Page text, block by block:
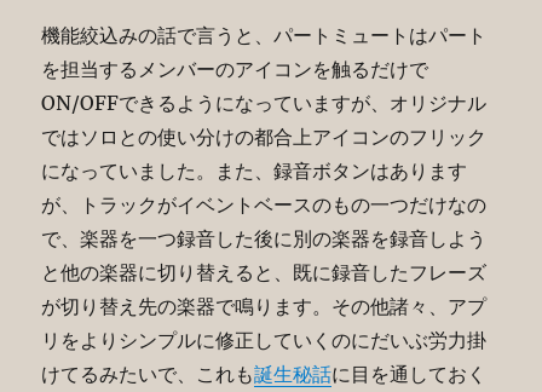
機能絞込みの話で言うと、パートミュートはパート
を担当するメンバーのアイコンを触るだけで
ON/OFFできるようになっていますが、オリジナル
ではソロとの使い分けの都合上アイコンのフリック
になっていました。また、録音ボタンはあります
が、トラックがイベントベースのもの一つだけなの
で、楽器を一つ録音した後に別の楽器を録音しよう
と他の楽器に切り替えると、既に録音したフレーズ
が切り替え先の楽器で鳴ります。その他諸々、アプ
リをよりシンプルに修正していくのにだいぶ労力掛
けてるみたいで、これも誕生秘話に目を通しておく